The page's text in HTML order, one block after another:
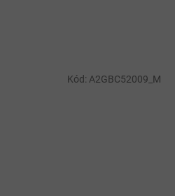
Kód: A2GBC52009_M